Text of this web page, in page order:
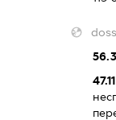
47.11